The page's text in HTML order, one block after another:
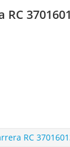
RC
RC